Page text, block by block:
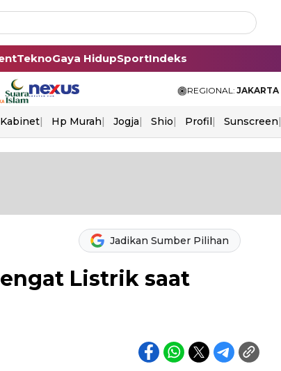
TeknoGaya HidupSportIndeks
REGIONAL: JAKARTA
Hp Murah Jogja Shio Profil Sunscreen
Jadikan Sumber Pilihan
Listrik saat